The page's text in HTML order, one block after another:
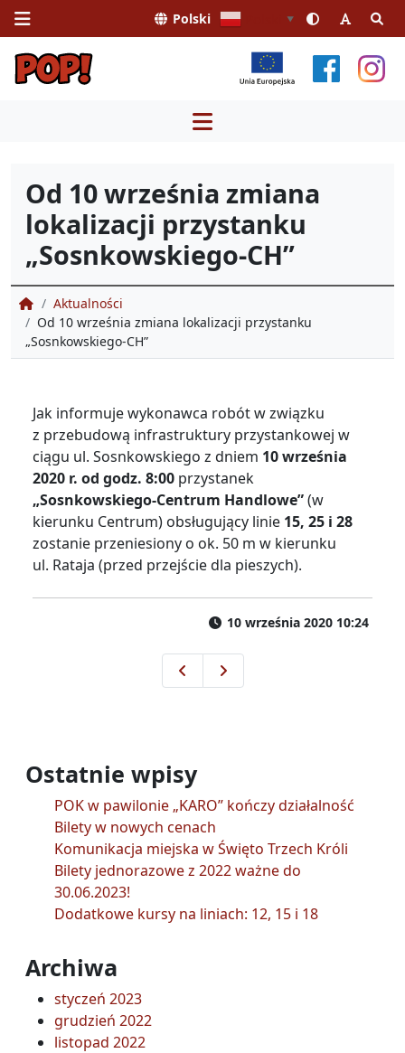
Polski ▼
treści
Od 10 września zmiana
lokalizacji przystanku
„Sosnkowskiego-CH”
Portal Obsługi Pasażera
Aktualności
Od 10 września zmiana lokalizacji przystanku
„Sosnkowskiego-CH”
Jak informuje wykonawca robót w związku
z przebudową infrastruktury przystankowej w
ciągu ul. Sosnkowskiego z dniem 10 września
2020 r. od godz. 8:00 przystanek
„Sosnkowskiego-Centrum Handlowe”(w
kierunku Centrum) obsługujący linie 15, 25 i 28
zostanie przeniesiony o ok. 50 m w kierunku
ul. Rataja (przed przejście dla pieszych).
10 września 2020 10:24
Nocna Komunikacja w czasie
Konkurs
Ostatnie wpisy
POK w pawilonie „KARO” kończy działalność
Bilety w nowych cenach
Komunikacja miejska w Święto Trzech Króli
Bilety jednorazowe z 2022 ważne do
30.06.2023!
Dodatkowe kursy na liniach: 12, 15 i 18
Archiwa
styczeń 2023
grudzień 2022
listopad 2022